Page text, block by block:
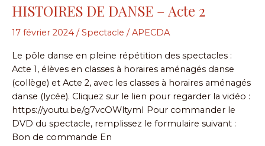
HISTOIRES DE DANSE – Acte 2
17 février 2024 /Spectacle /APECDA
Le pôle danse en pleine répétition des spectacles :
Acte 1, élèves en classes à horaires aménagés danse
(collège) et Acte 2, avec les classes à horaires aménagés
danse (lycée). Cliquez sur le lien pour regarder la vidéo :
https://youtu.be/g7vcOWltymI Pour commander le
DVD du spectacle, remplissez le formulaire suivant :
Bon de commande En
HISTOIRES
DANSE
Acte
2